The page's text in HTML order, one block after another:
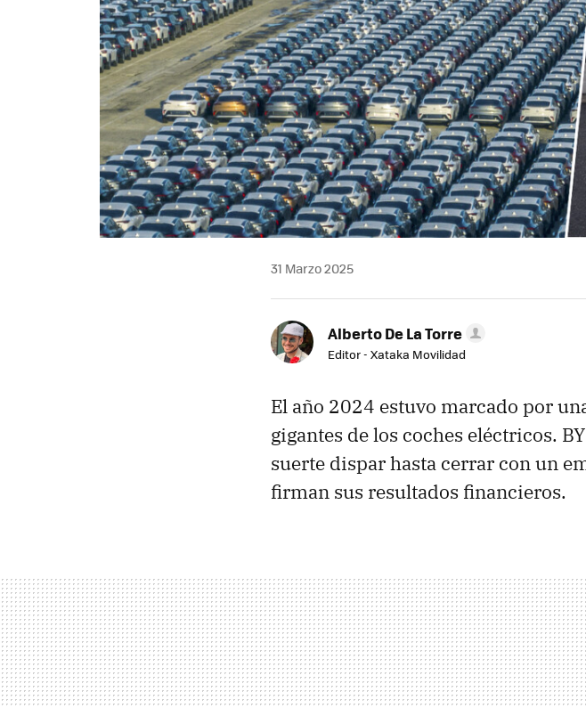
31 Marzo 2025
Alberto De La Torre
Editor - Xataka Movilidad
El año 2024 estuvo marcado por
gigantes de los coches eléctricos.
suerte dispar hasta cerrar con un
firman sus resultados financieros.